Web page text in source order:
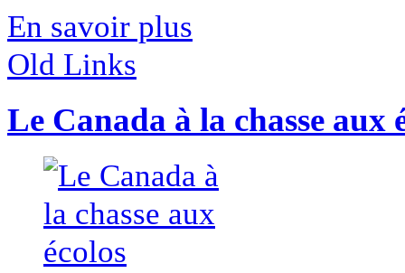
En savoir plus
Old Links
Le Canada à la chasse aux